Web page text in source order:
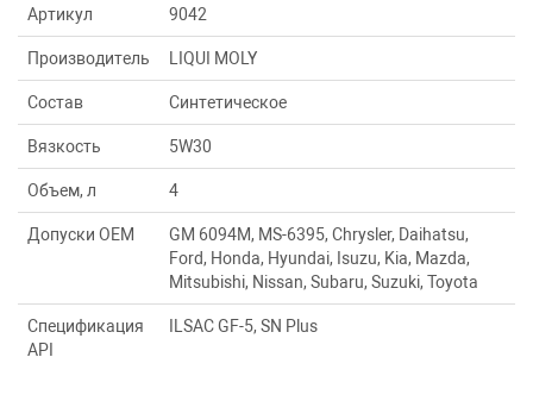
Артикул 9042
Производитель LIQUI MOLY
Состав Синтетическое
Вязкость 5W30
Объем, л 4
Допуски ОЕМ
GM 6094M, MS-6395, Chrysler, Daihatsu,
Ford, Honda, Hyundai, Isuzu, Kia, Mazda,
Mitsubishi, Nissan, Subaru, Suzuki, Toyota
Спецификация
API
ILSAC GF-5, SN Plus